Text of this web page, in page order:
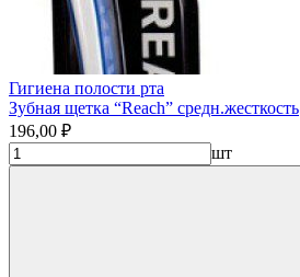
Гигиена полости рта
Зубная щетка “Reach” средн.жесткость
196,00 ₽
шт